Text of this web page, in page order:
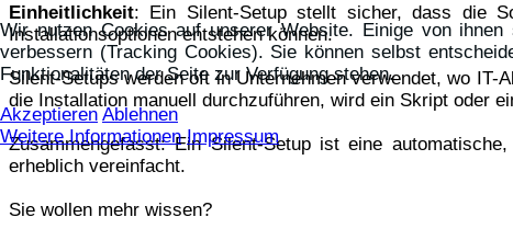
Einheitlichkeit: Ein Silent-Setup stellt sicher, dass die
Installationsoptionenentstehen können.
Silent-Setups werden oft in Unternehmen verwendet, wo
die Installation manuell durchzuführen, wird ein Skript oder
Zusammengefasst: Ein Silent-Setup ist eine
erheblich vereinfacht.
Sie wollen mehr wissen?
Wir nutzen Cookies auf unserer Website. Einige von
verbessern (Tracking Cookies). Sie können selbst
Funktionalitäten der Seite zur Verfügung stehen.
Akzeptieren Ablehnen
Weitere Informationen Impressum